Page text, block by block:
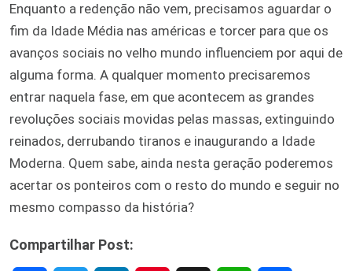
Enquanto a redenção não vem, precisamos aguardar o
fim da Idade Média nas américas e torcer para que os
avanços sociais no velho mundo influenciem por aqui de
alguma forma. A qualquer momento precisaremos
entrar naquela fase, em que acontecem as grandes
revoluções sociais movidas pelas massas, extinguindo
reinados, derrubando tiranos e inaugurando a Idade
Moderna. Quem sabe, ainda nesta geração poderemos
acertar os ponteiros com o resto do mundo e seguir no
mesmo compasso da história?
Compartilhar Post: